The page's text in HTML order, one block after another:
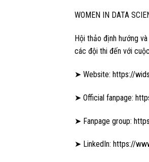
WOMEN IN DATA
Hội thảo định hướng
các đội thi đến với
➤ Website: https://
➤ Official fanpage:
➤ Fanpage group:
➤ LinkedIn: https://